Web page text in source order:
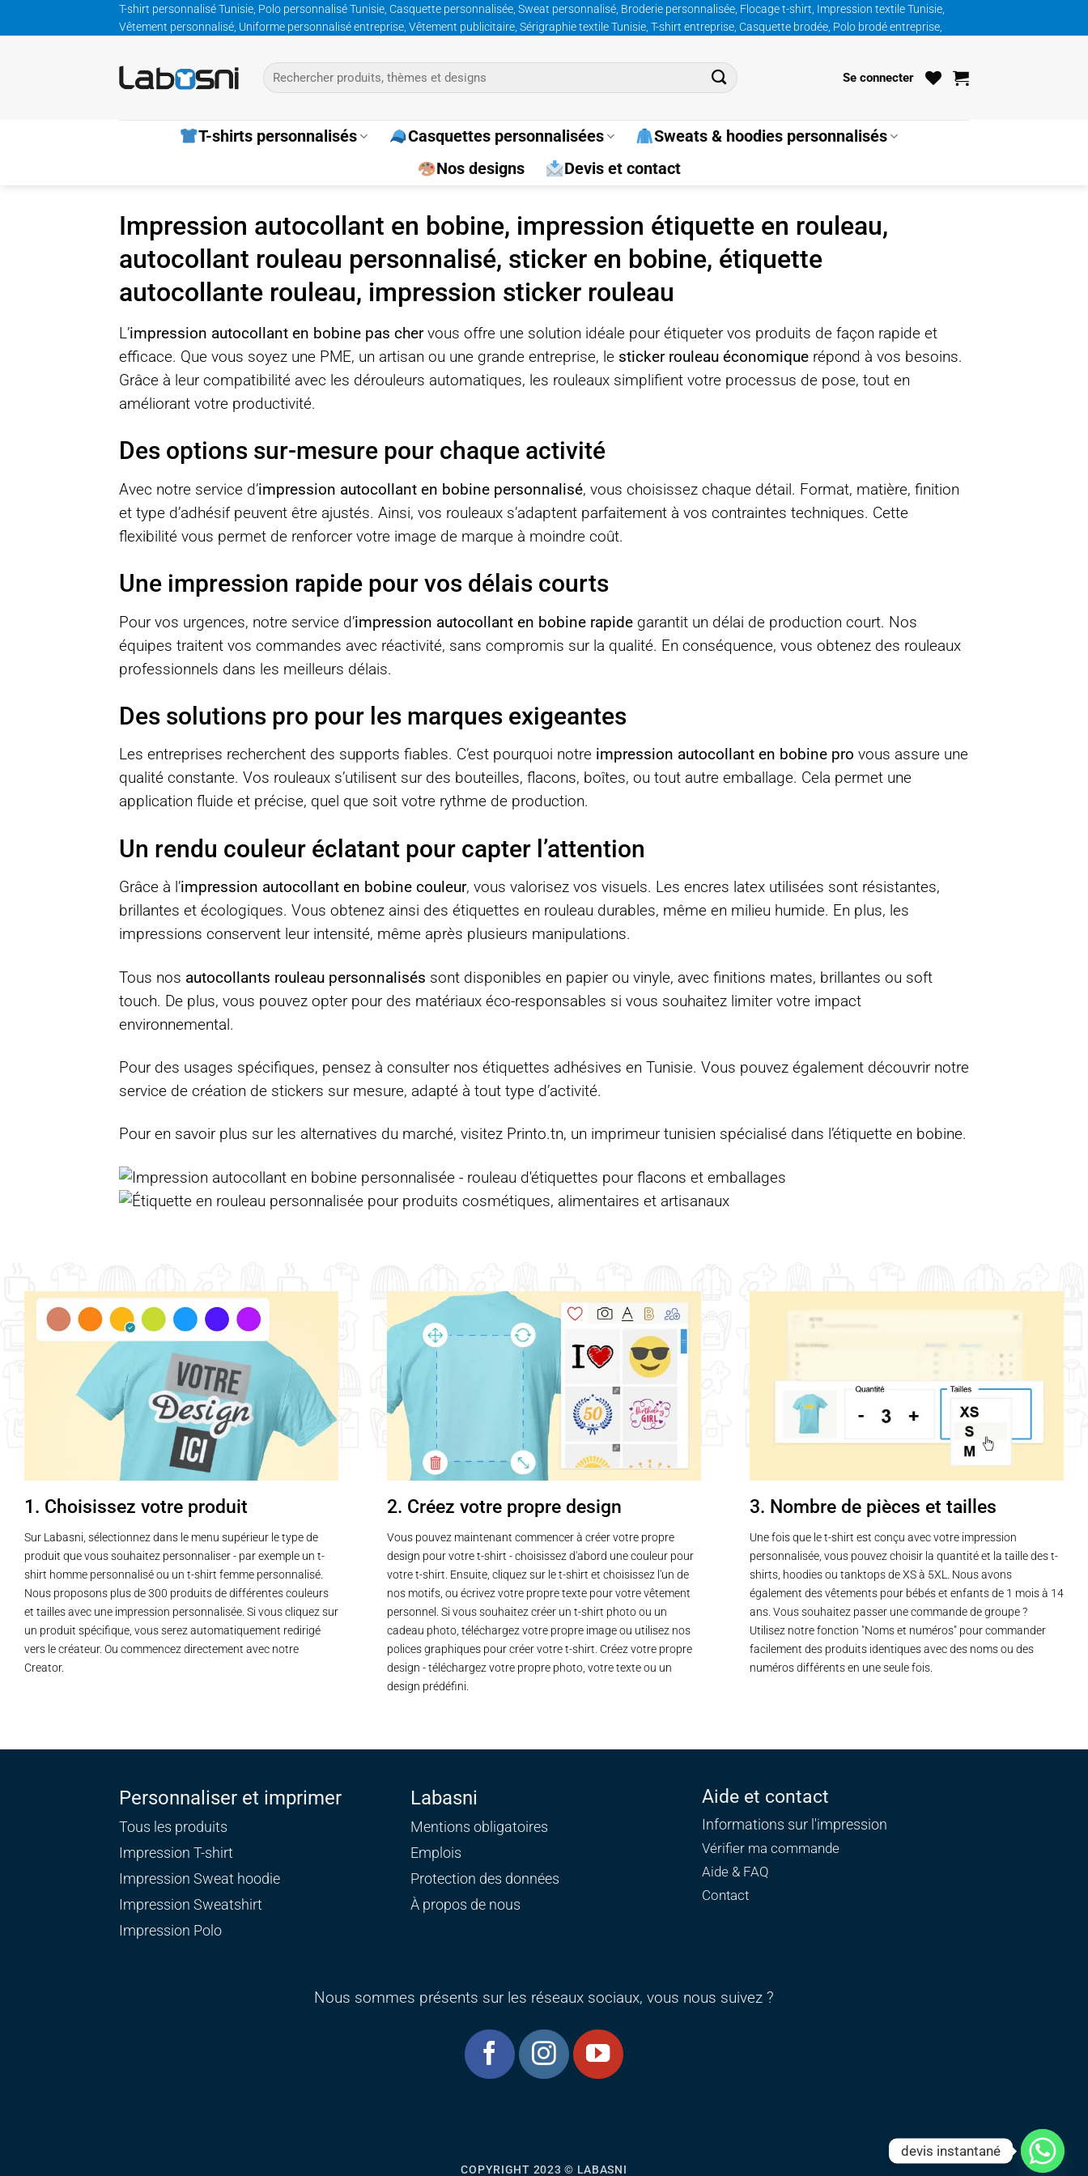
au
T-shirt personnalisé Tunisie, Polo personnalisé Tunisie, Casquette personnalisée, Sweat personnalisé, Broderie personnalisée, Flocage t-shirt, Impression textile Tunisie,
Vêtement personnalisé, Uniforme personnalisé entreprise, Vêtement publicitaire, Sérigraphie textile Tunisie, T-shirt entreprise, Casquette brodée, Polo brodé entreprise,
Recherche
pour :
Se connecter
T-shirts personnalisés Casquettes personnalisées
Sweats & hoodies personnalisés
Nos designs
Devis et contact
Impression autocollant en bobine, impression étiquette en rouleau,
autocollant rouleau personnalisé, sticker en bobine, étiquette
autocollante rouleau, impression sticker rouleau
L’impression autocollant en bobine pas chervous offre une solution idéale pour étiqueter vos produits de façon rapide et
efficace. Que vous soyez une PME, un artisan ou une grande entreprise, le sticker rouleau économique répond à vos besoins.
Grâce à leur compatibilité avec les dérouleurs automatiques, les rouleaux simplifient votre processus de pose, tout en
améliorant votre productivité.
Des options sur-mesure pour chaque activité
Avec notre service d’impression autocollant en bobine personnalisé, vous choisissez chaque détail. Format, matière, finition
et type d’adhésif peuvent être ajustés. Ainsi, vos rouleaux s’adaptent parfaitement à vos contraintes techniques. Cette
flexibilité vous permet de renforcer votre image de marque à moindre coût.
Une impression rapide pour vos délais courts
Pour vos urgences, notre service d’impression autocollant en bobine rapide garantit un délai de production court. Nos
équipes traitent vos commandes avec réactivité, sans compromis sur la qualité. En conséquence, vous obtenez des rouleaux
professionnels dans les meilleurs délais.
Des solutions pro pour les marques exigeantes
Les entreprises recherchent des supports fiables. C’est pourquoi notre impression autocollant en bobine pro vous assure une
qualité constante. Vos rouleaux s’utilisent sur des bouteilles, flacons, boîtes, ou tout autre emballage. Cela permet une
application fluide et précise, quel que soit votre rythme de production.
Un rendu couleur éclatant pour capter l’attention
Grâce à l’impression autocollant en bobine couleur, vous valorisez vos visuels. Les encres latex utilisées sont résistantes,
brillantes et écologiques. Vous obtenez ainsi des étiquettes en rouleau durables, même en milieu humide. En plus, les
impressions conservent leur intensité, même après plusieurs manipulations.
Tous nos autocollants rouleau personnalisés sont disponibles en papier ou vinyle, avec finitions mates, brillantes ou soft
touch. De plus, vous pouvez opter pour des matériaux éco-responsables si vous souhaitez limiter votre impact
environnemental.
Pour des usages spécifiques, pensez à consulter nos étiquettes adhésives en Tunisie. Vous pouvez également découvrir notre
service de création de stickers sur mesure, adapté à tout type d’activité.
Pour en savoir plus sur les alternatives du marché, visitez Printo.tn, un imprimeur tunisien spécialisé dans l’étiquette en bobine.
1. Choisissez votre produit
Sur Labasni, sélectionnez dans le menu supérieur le type de
produit que vous souhaitez personnaliser - par exemple un t-
shirt homme personnalisé ou un t-shirt femme personnalisé.
Nous proposons plus de 300 produits de différentes couleurs
et tailles avec une impression personnalisée. Si vous cliquez sur
un produit spécifique, vous serez automatiquement redirigé
vers le créateur. Ou commencez directement avec notre
Creator.
2. Créez votre propre design
Vous pouvez maintenant commencer à créer votre propre
design pour votre t-shirt - choisissez d'abord une couleur pour
votre t-shirt. Ensuite, cliquez sur le t-shirt et choisissez l'un de
nos motifs, ou écrivez votre propre texte pour votre vêtement
personnel. Si vous souhaitez créer un t-shirt photo ou un
cadeau photo, téléchargez votre propre image ou utilisez nos
polices graphiques pour créer votre t-shirt. Créez votre propre
design - téléchargez votre propre photo, votre texte ou un
design prédéfini.
3. Nombre de pièces et tailles
Une fois que le t-shirt est conçu avec votre impression
personnalisée, vous pouvez choisir la quantité et la taille des t-
shirts, hoodies ou tanktops de XS à 5XL. Nous avons
également des vêtements pour bébés et enfants de 1 mois à 14
ans. Vous souhaitez passer une commande de groupe ?
Utilisez notre fonction "Noms et numéros" pour commander
facilement des produits identiques avec des noms ou des
numéros différents en une seule fois.
Personnaliser et imprimer
Tous les produits
Impression T-shirt
Impression Sweat hoodie
Impression Sweatshirt
Impression Polo
Labasni
Mentions obligatoires
Emplois
Protection des données
À propos de nous
Aide et contact
Informations sur l'impression
Vérifier ma commande
Aide & FAQ
Contact
Nous sommes présents sur les réseaux sociaux, vous nous suivez ?
COPYRIGHT 2023 © LABASNI
devis instantané